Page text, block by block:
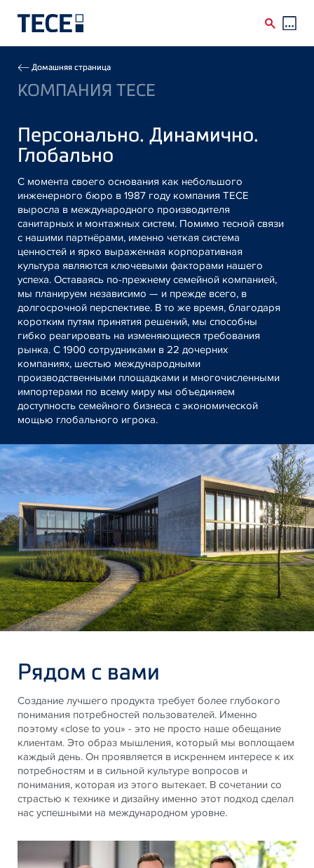
Breadcrumb
Домашняя страница
КОМПАНИЯ TECE
Персонально. Динамично.
Глобально
С момента своего основания как небольшого
инженерного бюро в 1987 году компания TECE
выросла в международного производителя
санитарных и монтажных систем. Помимо тесной связи
с нашими партнёрами, именно четкая система
ценностей и ярко выраженная корпоративная
культура являются ключевыми факторами нашего
успеха. Оставаясь по-прежнему семейной компанией,
мы планируем независимо — и прежде всего, в
долгосрочной перспективе. В то же время, благодаря
коротким путям принятия решений, мы способны
гибко реагировать на изменяющиеся требования
рынка. С 1900 сотрудниками в 22 дочерних
компаниях, шестью международными
производственными площадками и многочисленными
импортерами по всему миру мы объединяем
доступность семейного бизнеса с экономической
мощью глобального игрока.
Рядом с вами
Создание лучшего продукта требует более глубокого
понимания потребностей пользователей. Именно
поэтому «close to you» - это не просто наше обещание
клиентам. Это образ мышления, который мы воплощаем
каждый день. Он проявляется в искреннем интересе к их
потребностям и в сильной культуре вопросов и
понимания, которая из этого вытекает. В сочетании со
страстью к технике и дизайну именно этот подход сделал
нас успешными на международном уровне.